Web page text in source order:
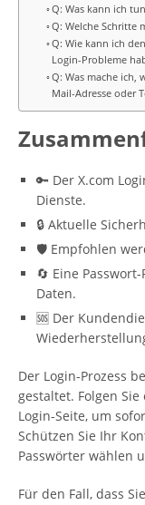
Q: Was kann ich
Q: Welche Schritte
Q: Wie kann ich
Login-Probleme
Q: Was mache ich,
Mail-Adresse oder
🔑 Der X.com
Dienste.
🔒 Aktuelle
🛡️ Empfohlen
🔄 Eine
Daten.
🆘 Der
Der Login-Prozess
gestaltet. Folgen
Login-Seite, um
Schützen Sie Ihr
Passwörter wählen
Für den Fall, dass